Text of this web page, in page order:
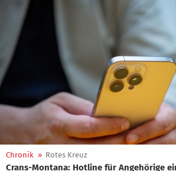
Chronik » Rotes Kreuz
Crans-Montana: Hotline für Angehörige